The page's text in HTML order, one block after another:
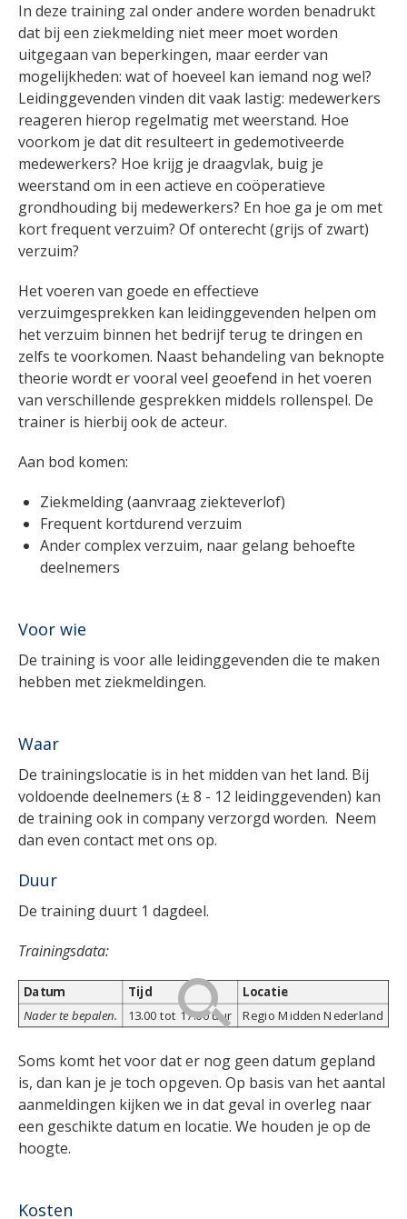
In deze training zal onder andere worden benadrukt
dat bij een ziekmelding niet meer moet worden
uitgegaan van beperkingen, maar eerder van
mogelijkheden: wat of hoeveel kan iemand nog wel?
Leidinggevenden vinden dit vaak lastig: medewerkers
reageren hierop regelmatig met weerstand. Hoe
voorkom je dat dit resulteert in gedemotiveerde
medewerkers? Hoe krijg je draagvlak, buig je
weerstand om in een actieve en coöperatieve
grondhouding bij medewerkers? En hoe ga je om met
kort frequent verzuim? Of onterecht (grijs of zwart)
verzuim?
Het voeren van goede en effectieve
verzuimgesprekken kan leidinggevenden helpen om
het verzuim binnen het bedrijf terug te dringen en
zelfs te voorkomen. Naast behandeling van beknopte
theorie wordt er vooral veel geoefend in het voeren
van verschillende gesprekken middels rollenspel. De
trainer is hierbij ook de acteur.
Aan bod komen:
Ziekmelding (aanvraag ziekteverlof)
Frequent kortdurend verzuim
Ander complex verzuim, naar gelang behoefte
deelnemers
Voor wie
De training is voor alle leidinggevenden die te maken
hebben met ziekmeldingen.
Waar
De trainingslocatie is in het midden van het land. Bij
voldoende deelnemers (± 8 - 12 leidinggevenden) kan
de training ook in company verzorgd worden. Neem
dan even contact met ons op.
Duur
De training duurt 1 dagdeel.
Trainingsdata:
Datum Tijd
Locatie
Nader te bepalen.
13.00 tot 17.00 uur Regio Midden Nederland
Soms komt het voor dat er nog geen datum gepland
is, dan kan je je toch opgeven. Op basis van het aantal
aanmeldingen kijken we in dat geval in overleg naar
een geschikte datum en locatie. We houden je op de
hoogte.
Kosten